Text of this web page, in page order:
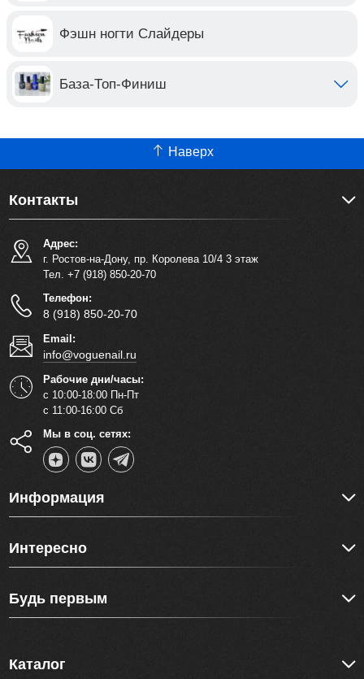
Фэшн ногти Слайдеры
База-Топ-Финиш
Наверх
Контакты
Адрес:
г. Ростов-на-Дону, пр. Королева 10/4 3 этаж
Тел. +7 (918) 850-20-70
Телефон:
8 (918) 850-20-70
Email:
info@voguenail.ru
Рабочие дни/часы:
с 10:00-18:00 Пн-Пт
с 11:00-16:00 Сб
Мы в соц. сетях:
Информация
Интересно
Будь первым
Каталог